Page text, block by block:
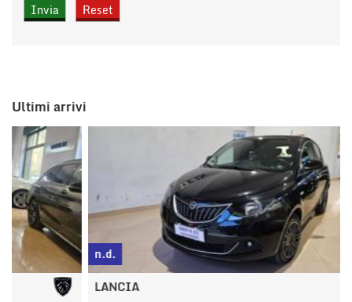
Ultimi arrivi
n.d.
LANCIA